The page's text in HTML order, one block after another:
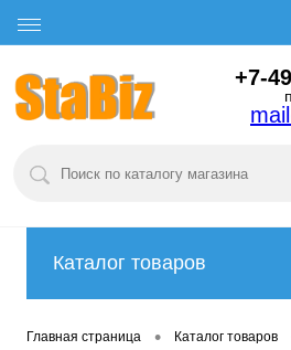
+7-
Каталог товаров
Главная страница • Каталог товаров